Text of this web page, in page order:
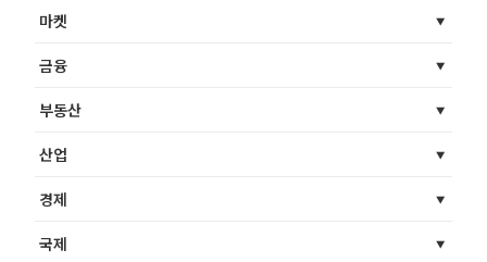
마켓
금융
부동산
산업
경제
국제